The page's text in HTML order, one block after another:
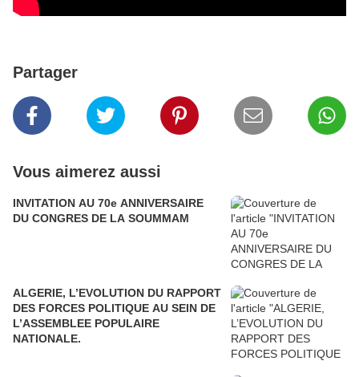
Partager
Vous aimerez aussi
INVITATION AU 70e ANNIVERSAIRE
DU CONGRES DE LA SOUMMAM
ALGERIE, L’EVOLUTION DU RAPPORT
DES FORCES POLITIQUE AU SEIN DE
L’ASSEMBLEE POPULAIRE
NATIONALE.